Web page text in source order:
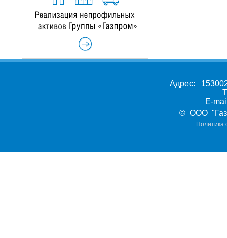
Адрес:
E-
© ООО
Политика